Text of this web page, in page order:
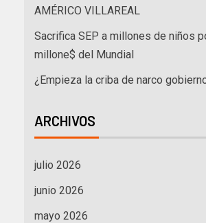
AMÉRICO VILLAREAL
Sacrifica SEP a millones de niños
millone$ del Mundial
¿Empieza la criba de narco
ARCHIVOS
julio 2026
junio 2026
mayo 2026